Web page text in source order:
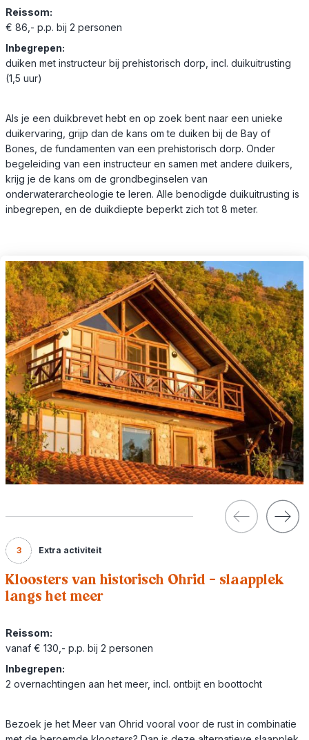
Reissom:
€ 86,- p.p. bij 2 personen
Inbegrepen:
duiken met instructeur bij prehistorisch dorp, incl. duikuitrusting
(1,5 uur)
Als je een duikbrevet hebt en op zoek bent naar een unieke
duikervaring, grijp dan de kans om te duiken bij de Bay of
Bones, de fundamenten van een prehistorisch dorp. Onder
begeleiding van een instructeur en samen met andere duikers,
krijg je de kans om de grondbeginselen van
onderwaterarcheologie te leren. Alle benodigde duikuitrusting is
inbegrepen, en de duikdiepte beperkt zich tot 8 meter.
3 Extra activiteit
Kloosters van historisch Ohrid - slaapplek
langs het meer
Reissom:
vanaf € 130,- p.p. bij 2 personen
Inbegrepen:
2 overnachtingen aan het meer, incl. ontbijt en boottocht
Bezoek je het Meer van Ohrid vooral voor de rust in combinatie